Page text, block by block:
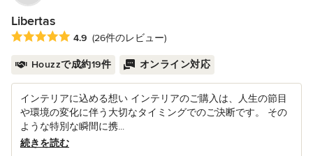
Libertas
平均評価：5つ星中 星4.9
4.9 (26件のレビュー)
Houzzで成約19件 オンライン対応
インテリアに込める想い インテリアのご購入は、人生の節目
や環境の変化に伴う大切なタイミングでのご決断です。 その
ような特別な瞬間に携...
続きを読む